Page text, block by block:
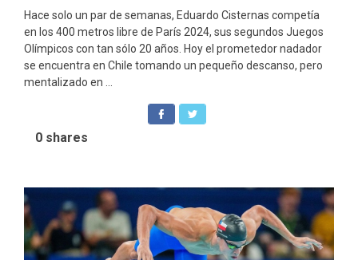
Hace solo un par de semanas, Eduardo Cisternas competía
en los 400 metros libre de París 2024, sus segundos Juegos
Olímpicos con tan sólo 20 años. Hoy el prometedor nadador
se encuentra en Chile tomando un pequeño descanso, pero
mentalizado en ...
0 shares